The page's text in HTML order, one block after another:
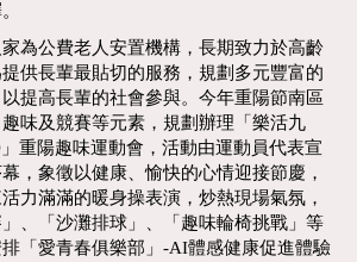
為公費老人安置機構，長期致力於高齡
供長輩最貼切的服務，規劃多元豐富的
提高長輩的社會參與。今年重陽節南區
味及競賽等元素，規劃辦理「樂活九
重陽趣味運動會，活動由運動員代表宣
，象徵以健康、愉快的心情迎接節慶，
力滿滿的暖身操表演，炒熱現場氣氛，
、「沙灘排球」、「趣味輪椅挑戰」等
「愛青春俱樂部」-AI體感健康促進體驗